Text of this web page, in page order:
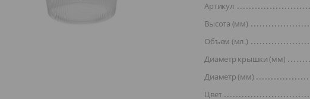
Артикул
Высота (мм)
Объем (мл.)
Диаметр крышки (мм)
Диаметр (мм)
Цвет